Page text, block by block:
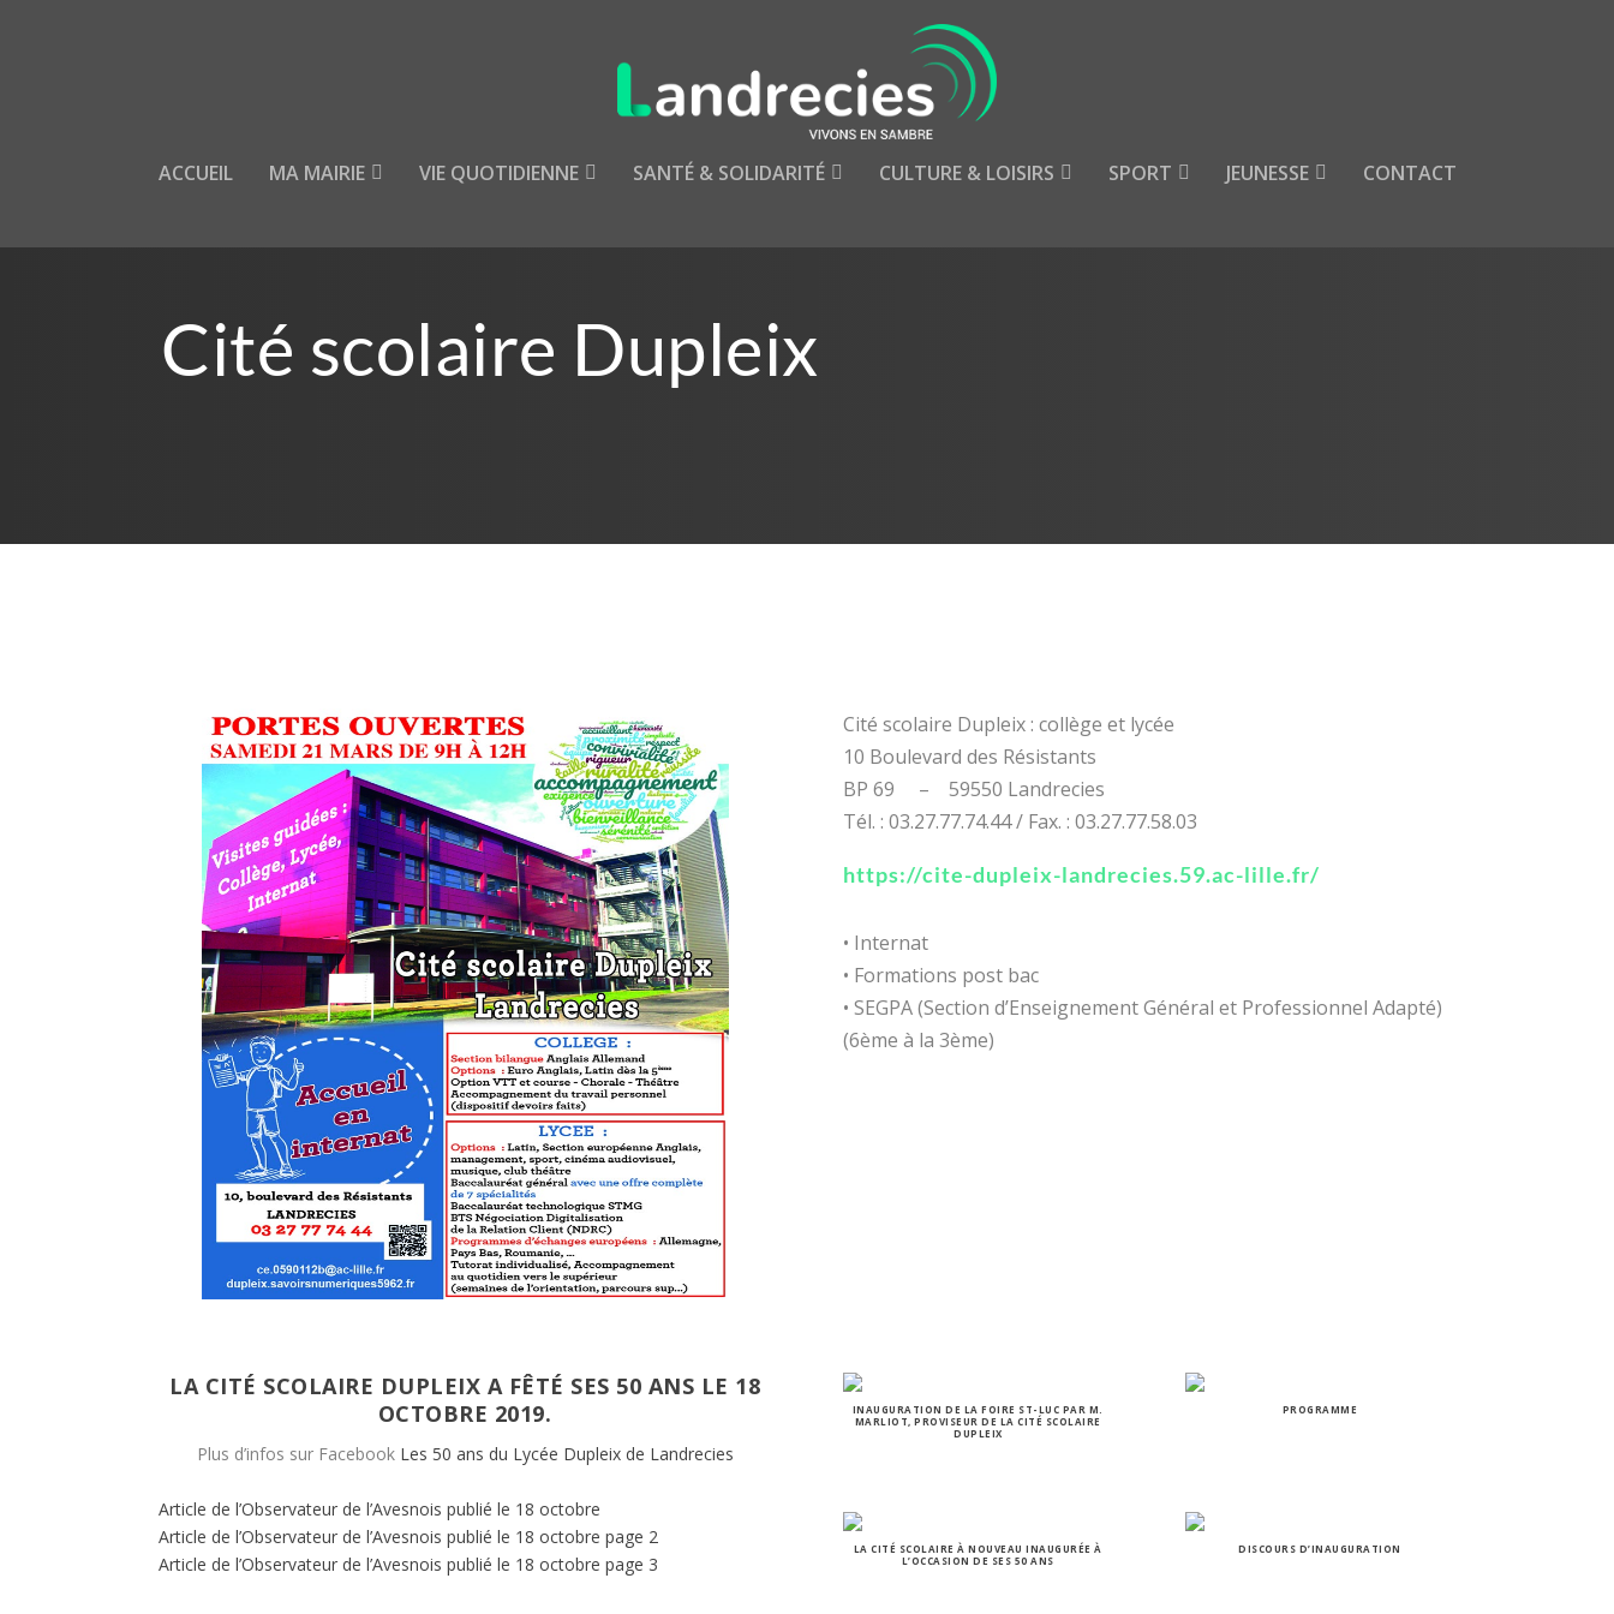
ACCUEIL MA MAIRIE VIE QUOTIDIENNE SANTÉ & SOLIDARITÉ CULTURE & LOISIRS SPORT JEUNESSE CONTACT
Cité scolaire Dupleix
Cité scolaire Dupleix : collège et lycée
10 Boulevard des Résistants
BP 69 – 59550 Landrecies
Tél. : 03.27.77.74.44 / Fax. : 03.27.77.58.03
https://cite-dupleix-landrecies.59.ac-lille.fr/
• Internat
• Formations post bac
• SEGPA (Section d’Enseignement Général et Professionnel Adapté)
(6ème à la 3ème)
LA CITÉ SCOLAIRE DUPLEIX A FÊTÉ SES 50 ANS LE 18
OCTOBRE 2019.
Plus d’infos sur Facebook Les 50 ans du Lycée Dupleix de Landrecies
Article de l’Observateur de l’Avesnois publié le 18 octobre
Article de l’Observateur de l’Avesnois publié le 18 octobre page 2
Article de l’Observateur de l’Avesnois publié le 18 octobre page 3
INAUGURATION DE LA FOIRE ST-LUC PAR M.
MARLIOT, PROVISEUR DE LA CITÉ SCOLAIRE
DUPLEIX
PROGRAMME
LA CITÉ SCOLAIRE À NOUVEAU INAUGURÉE À
L’OCCASION DE SES 50 ANS
DISCOURS D’INAUGURATION